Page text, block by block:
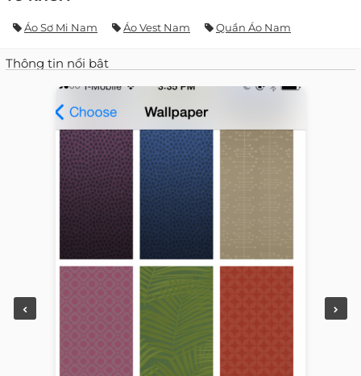
Áo Sơ Mi Nam Áo Vest Nam Quần Áo Nam
Thông tin nổi bật